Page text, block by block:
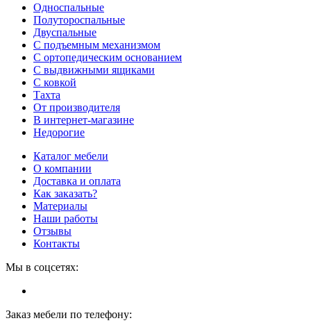
Односпальные
Полутороспальные
Двуспальные
С подъемным механизмом
С ортопедическим основанием
С выдвижными ящиками
С ковкой
Тахта
От производителя
В интернет-магазине
Недорогие
Каталог мебели
О компании
Доставка и оплата
Как заказать?
Материалы
Наши работы
Отзывы
Контакты
Мы в соцсетях:
Заказ мебели по телефону: